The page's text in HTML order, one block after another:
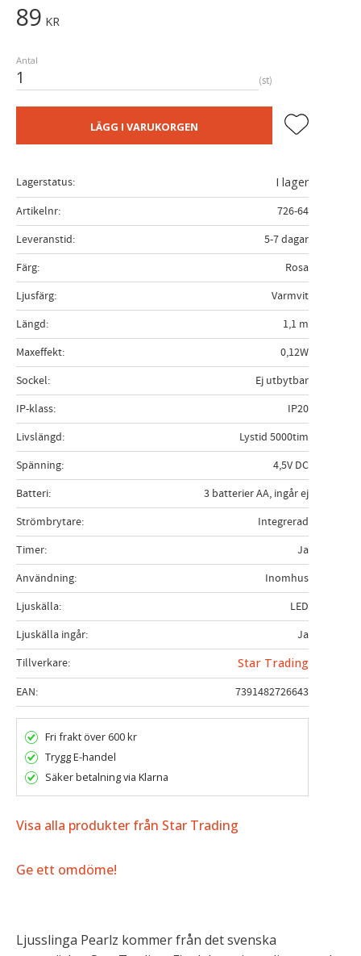
89 KR
Antal
st
LÄGG I VARUKORGEN Lägg till i
Lagerstatus
I lager
Artikelnr
726-64
Leveranstid
5-7 dagar
Färg
Rosa
Ljusfärg
Varmvit
Längd
1,1 m
Maxeffekt
0,12W
Sockel
Ej utbytbar
IP-klass
IP20
Livslängd
Lystid 5000tim
Spänning
4,5V DC
Batteri
3 batterier AA, ingår ej
Strömbrytare
Integrerad
Timer
Ja
Användning
Inomhus
Ljuskälla
LED
Ljuskälla ingår
Ja
Tillverkare
Star Trading
EAN
7391482726643
Fri frakt över 600 kr
Trygg E-handel
Säker betalning via Klarna
Visa alla produkter från Star Trading
Ge ett omdöme!
Ljusslinga Pearlz kommer från det svenska